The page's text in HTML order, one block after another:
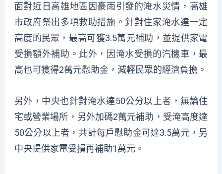
面對近日高雄地區因豪雨引發的淹水災情，高雄
市政府祭出多項救助措施。針對住家淹水達一定
高度的民眾，最高可獲3.5萬元補助，並提供家電
受損額外補助。此外，因淹水受損的汽機車，最
高也可獲得2萬元慰助金，減輕民眾的經濟負擔。
另外，中央也針對淹水達50公分以上者，無論住
宅或營業場所，另外加碼2萬元補助，受淹高度達
50公分以上者，共計每戶慰助金可達3.5萬元，另
中央提供家電受損再補助1萬元。